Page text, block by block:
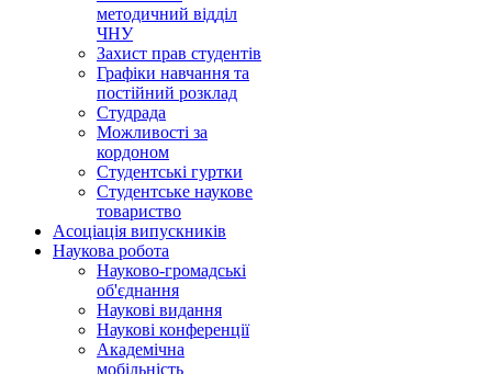
методичний відділ
ЧНУ
Захист прав студентів
Графіки навчання та
постійний розклад
Студрада
Можливості за
кордоном
Студентські гуртки
Студентське наукове
товариство
Асоціація випускників
Наукова робота
Науково-громадські
об'єднання
Наукові видання
Наукові конференції
Академічна
мобільність